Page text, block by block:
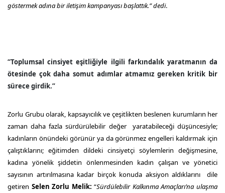
göstermek adına bir iletişim kampanyası başlattık.” dedi.
“Toplumsal cinsiyet eşitliğiyle ilgili farkındalık yaratmanın da
ötesinde çok daha somut adımlar atmamız gereken kritik bir
sürece girdik.”
Zorlu Grubu olarak, kapsayıcılık ve çeşitlikten beslenen kurumların her
zaman daha fazla sürdürülebilir değer yaratabileceği düşüncesiyle;
kadınların önündeki görünür ya da görünmez engelleri kaldırmak için
çalıştıklarını; eğitimden dildeki cinsiyetçi söylemlerin değişmesine,
kadına yönelik şiddetin önlenmesinden kadın çalışan ve yönetici
sayısının artırılmasına kadar birçok konuda aksiyon aldıklarını dile
getiren Selen Zorlu Melik: “Sürdülebilir Kalkınma Amaçları’na ulaşma